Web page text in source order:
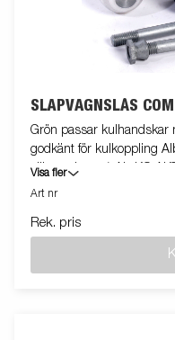
SLÄPVAGNSLÅS
Grön passar
godkänt för kulkoppling
olika varianter.) AL-KO
/ AK300 / AK 75/S Knott
Visa fler
Art nr
Rek. pris